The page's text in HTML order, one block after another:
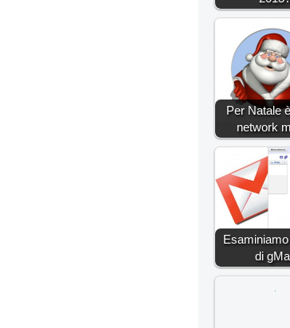
Per Natale
network
di